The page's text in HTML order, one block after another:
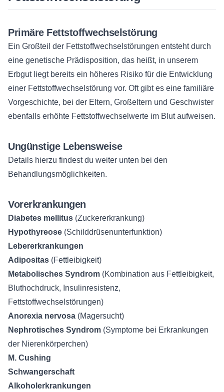
Primäre Fettstoffwechselstörung
Ein Großteil der Fettstoffwechselstörungen entsteht durch
eine genetische Prädisposition, das heißt, in unserem
Erbgut liegt bereits ein höheres Risiko für die Entwicklung
einer Fettstoffwechselstörung vor. Oft gibt es eine familiäre
Vorgeschichte, bei der Eltern, Großeltern und Geschwister
ebenfalls erhöhte Fettstoffwechselwerte im Blut aufweisen.
Ungünstige Lebensweise
Details hierzu findest du weiter unten bei den
Behandlungsmöglichkeiten.
Vorerkrankungen
Diabetes mellitus (Zuckererkrankung)
Hypothyreose (Schilddrüsenunterfunktion)
Lebererkrankungen
Adipositas (Fettleibigkeit)
Metabolisches Syndrom (Kombination aus Fettleibigkeit,
Bluthochdruck, Insulinresistenz,
Fettstoffwechselstörungen)
Anorexia nervosa (Magersucht)
Nephrotisches Syndrom (Symptome bei Erkrankungen
der Nierenkörperchen)
M. Cushing
Schwangerschaft
Alkoholerkrankungen